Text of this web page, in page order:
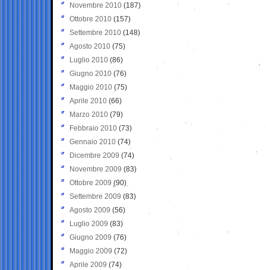
Novembre 2010 (187)
Ottobre 2010 (157)
Settembre 2010 (148)
Agosto 2010 (75)
Luglio 2010 (86)
Giugno 2010 (76)
Maggio 2010 (75)
Aprile 2010 (66)
Marzo 2010 (79)
Febbraio 2010 (73)
Gennaio 2010 (74)
Dicembre 2009 (74)
Novembre 2009 (83)
Ottobre 2009 (90)
Settembre 2009 (83)
Agosto 2009 (56)
Luglio 2009 (83)
Giugno 2009 (76)
Maggio 2009 (72)
Aprile 2009 (74)